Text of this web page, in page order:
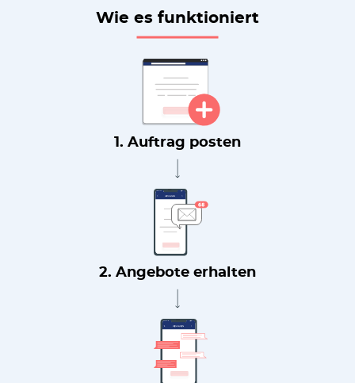
Wie es funktioniert
1. Auftrag posten
2. Angebote erhalten